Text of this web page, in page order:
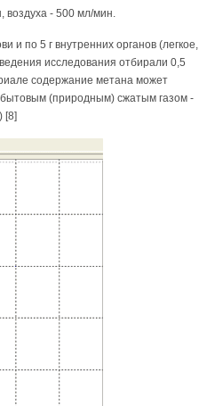
воздуха - 500 мл/мин.
и по 5 г внутренних органов (легкое,
исследования отбирали 0,5
содержание метана может
бытовым (природным) сжатым газом -
[8]